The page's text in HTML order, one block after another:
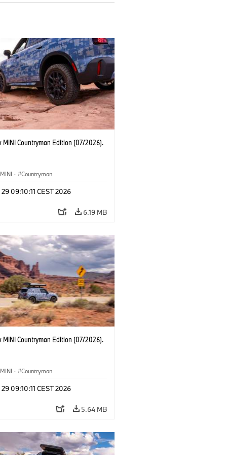
MINI Countryman Edition (07/2026).
MINI · Countryman
09:10:11 CEST 2026
6.19 MB
MINI Countryman Edition (07/2026).
MINI · Countryman
09:10:11 CEST 2026
5.64 MB